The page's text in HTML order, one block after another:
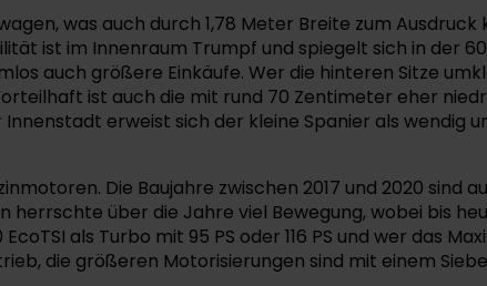
was auch durch 1,78 Meter Breite zum
ist im Innenraum Trumpf und spiegelt sich in der
auch größere Einkäufe. Wer die hinteren Sitze
ist auch die mit rund 70 Zentimeter eher
erweist sich der kleine Spanier als wendig
Die Baujahre zwischen 2017 und 2020 sind
herrschte über die Jahre viel Bewegung, wobei bis
als Turbo mit 95 PS oder 116 PS und wer das
die größeren Motorisierungen sind mit einem